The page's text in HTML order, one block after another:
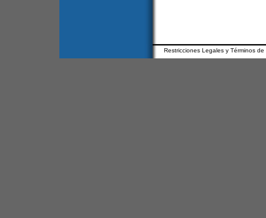
Restricciones Legales y Términos de